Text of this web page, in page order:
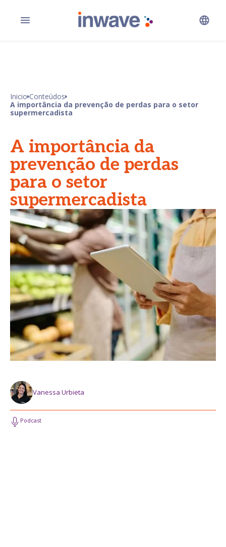
Inicio Conteúdos
A importância da prevenção de perdas para o setor
supermercadista
A importância da
prevenção de perdas
para o setor
supermercadista
Vanessa Urbieta
Podcast